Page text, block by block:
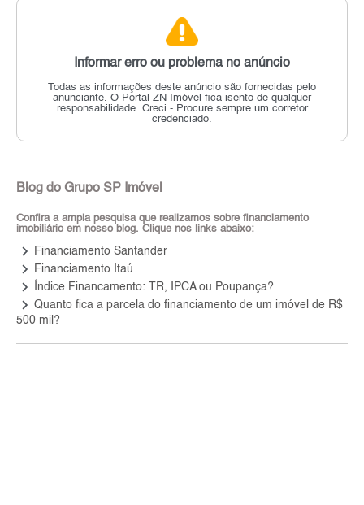
Informar erro ou problema no anúncio
Todas as informações deste anúncio são fornecidas pelo
anunciante. O Portal ZN Imóvel fica isento de qualquer
responsabilidade. Creci - Procure sempre um corretor
credenciado.
Blog do Grupo SP Imóvel
Confira a ampla pesquisa que realizamos sobre financiamento
imobiliário em nosso blog. Clique nos links abaixo:
keyboard_arrow_right Financiamento Santander
keyboard_arrow_right Financiamento Itaú
keyboard_arrow_right Índice Financamento: TR, IPCA ou Poupança?
keyboard_arrow_right Quanto fica a parcela do financiamento de um imóvel de R$
500 mil?